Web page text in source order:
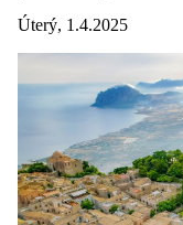
Úterý, 1.4.2025